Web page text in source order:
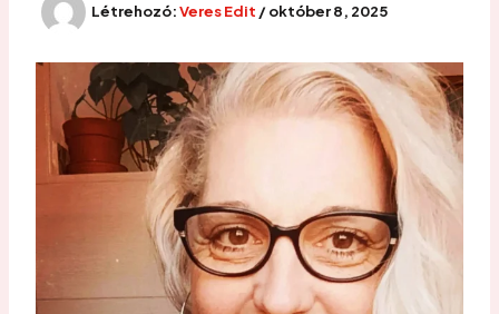
Létrehozó:Veres Edit /október 8, 2025